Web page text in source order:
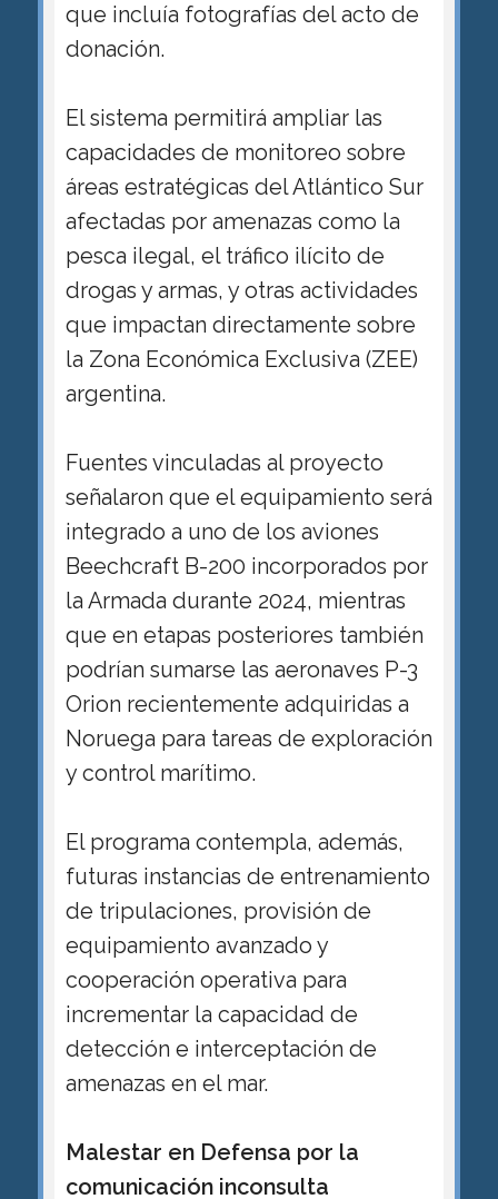
que incluía fotografías del acto de
donación.
El sistema permitirá ampliar las
capacidades de monitoreo sobre
áreas estratégicas del Atlántico Sur
afectadas por amenazas como la
pesca ilegal, el tráfico ilícito de
drogas y armas, y otras actividades
que impactan directamente sobre
la Zona Económica Exclusiva (ZEE)
argentina.
Fuentes vinculadas al proyecto
señalaron que el equipamiento será
integrado a uno de los aviones
Beechcraft B-200 incorporados por
la Armada durante 2024, mientras
que en etapas posteriores también
podrían sumarse las aeronaves P-3
Orion recientemente adquiridas a
Noruega para tareas de exploración
y control marítimo.
El programa contempla, además,
futuras instancias de entrenamiento
de tripulaciones, provisión de
equipamiento avanzado y
cooperación operativa para
incrementar la capacidad de
detección e interceptación de
amenazas en el mar.
Malestar en Defensa por la
comunicación inconsulta